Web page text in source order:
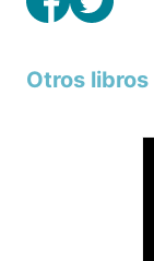
Otros libros